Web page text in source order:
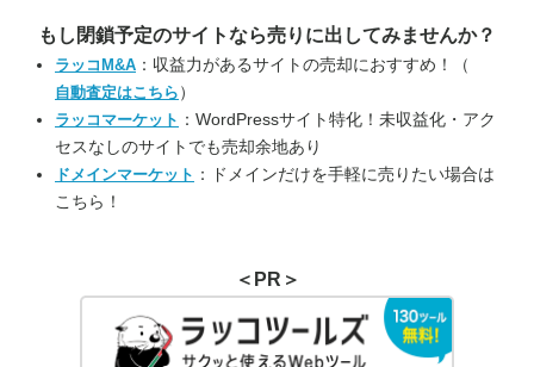
もし閉鎖予定のサイトなら売りに出してみませんか？
ラッコM&A ：収益力があるサイトの売却におすすめ！（
自動査定はこちら ）
ラッコマーケット ：WordPressサイト特化！未収益化・アク
セスなしのサイトでも売却余地あり
ドメインマーケット ：ドメインだけを手軽に売りたい場合は
こちら！
＜PR＞